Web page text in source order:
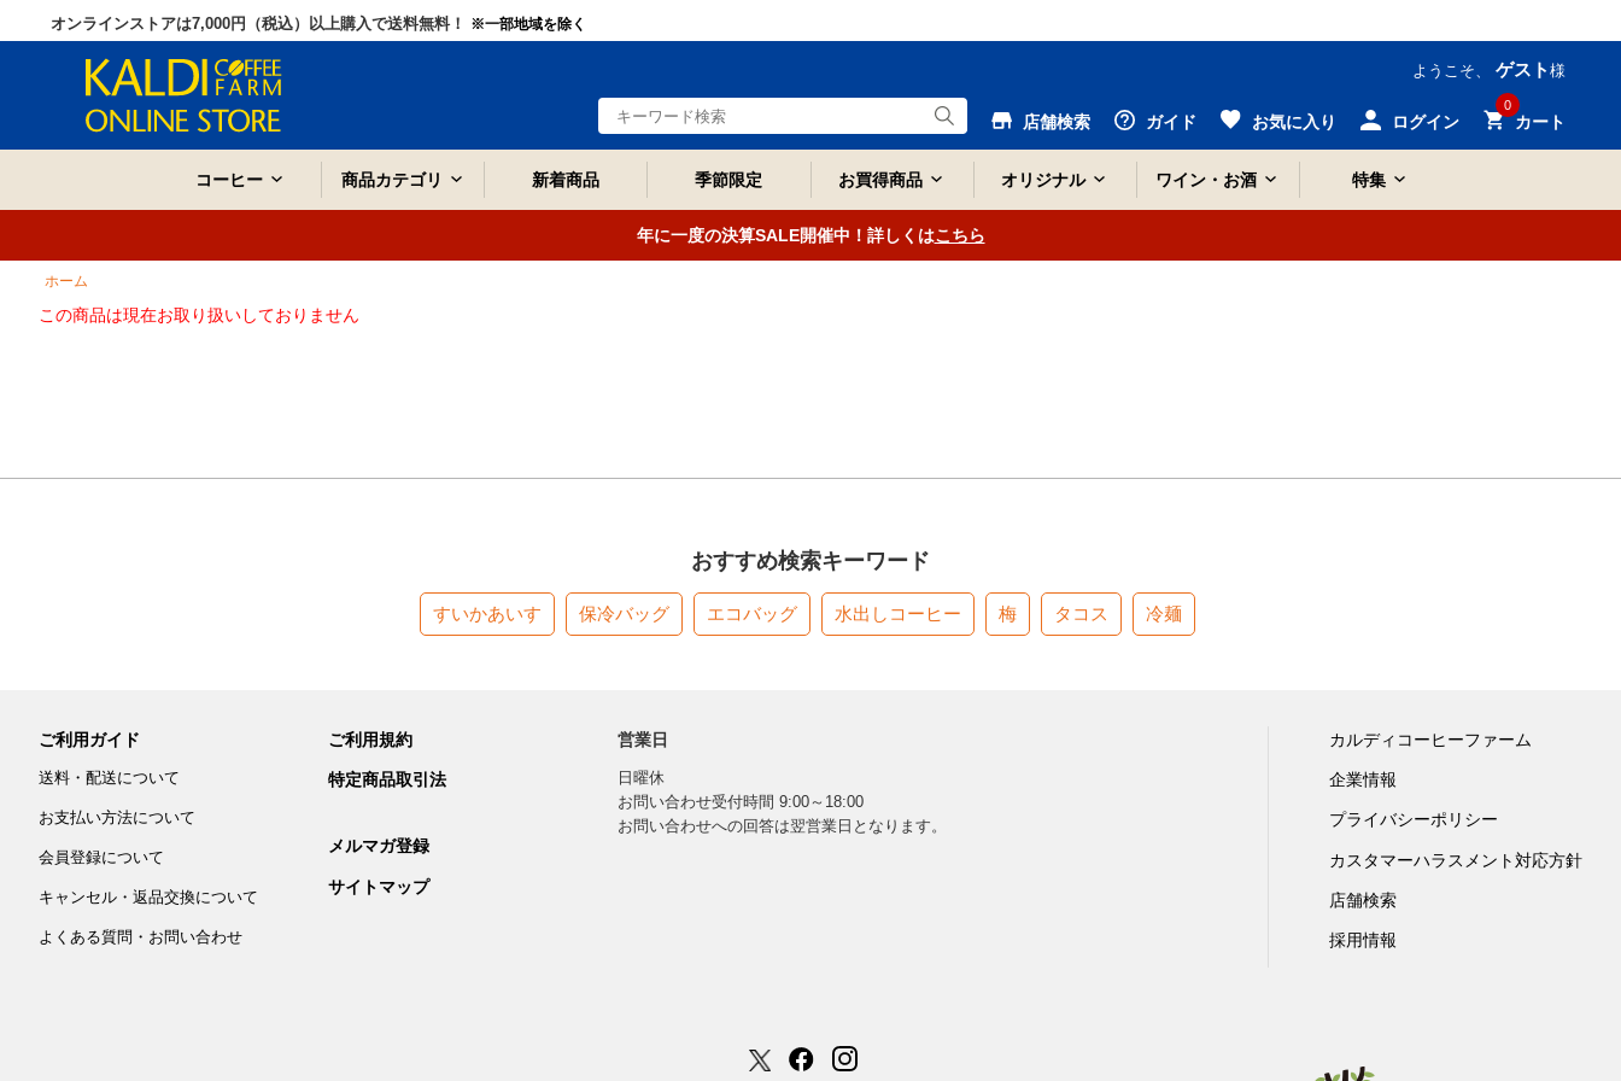
オンラインストアは7,000円（税込）以上購入で送料無料！ ※一部地域を除く
ようこそ、 ゲスト 様
店舗検索 ガイド お気に入り ログイン
0
カート
コーヒー 商品カテゴリ 新着商品 季節限定 お買得商品 オリジナル ワイン・お酒 特集
年に一度の決算SALE開催中！詳しくはこちら
ホーム
この商品は現在お取り扱いしておりません
おすすめ検索キーワード
すいかあいす 保冷バッグ エコバッグ 水出しコーヒー 梅 タコス 冷麺
ご利用ガイド
送料・配送について
お支払い方法について
会員登録について
キャンセル・返品交換について
よくある質問・お問い合わせ
ご利用規約
特定商品取引法
メルマガ登録
サイトマップ
営業日
日曜休
お問い合わせ受付時間 9:00～18:00
お問い合わせへの回答は翌営業日となります。
カルディコーヒーファーム
企業情報
プライバシーポリシー
カスタマーハラスメント対応方針
店舗検索
採用情報